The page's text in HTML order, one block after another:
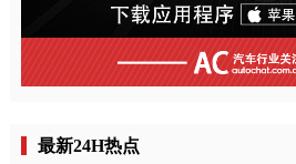
最新24H热点